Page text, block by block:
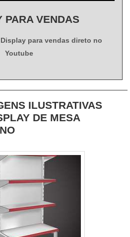
PARA VENDAS
para vendas direto no
Youtube
ILUSTRATIVAS
DE MESA